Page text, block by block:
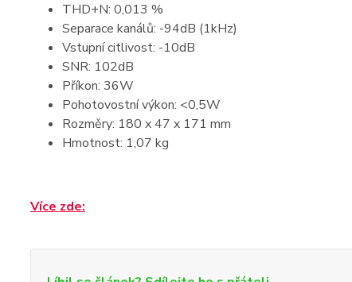
THD+N: 0,013 %
Separace kanálů: -94dB (1kHz)
Vstupní citlivost: -10dB
SNR: 102dB
Příkon: 36W
Pohotovostní výkon: <0,5W
Rozměry: 180 x 47 x 171 mm
Hmotnost: 1,07 kg
Více zde: